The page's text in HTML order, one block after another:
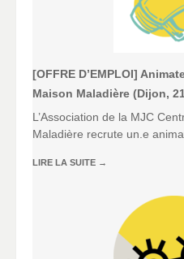
[OFFRE D’EMPLOI]
Maison Maladière (Dijon,
L’Association de la MJC
Maladière recrute un.e
LIRE LA SUITE →